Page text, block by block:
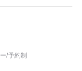
/予約制